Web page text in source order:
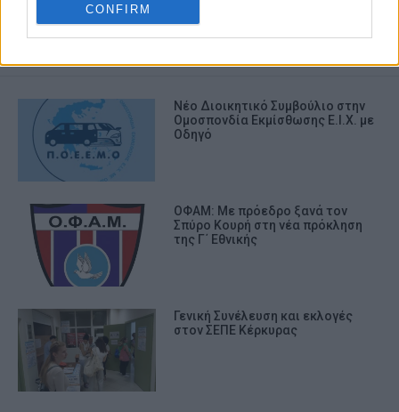
CONFIRM
Νέο Διοικητικό Συμβούλιο στην
Ομοσπονδία Εκμίσθωσης Ε.Ι.Χ. με
Οδηγό
ΟΦΑΜ: Με πρόεδρο ξανά τον
Σπύρο Κουρή στη νέα πρόκληση
της Γ΄ Εθνικής
Γενική Συνέλευση και εκλογές
στον ΣΕΠΕ Κέρκυρας